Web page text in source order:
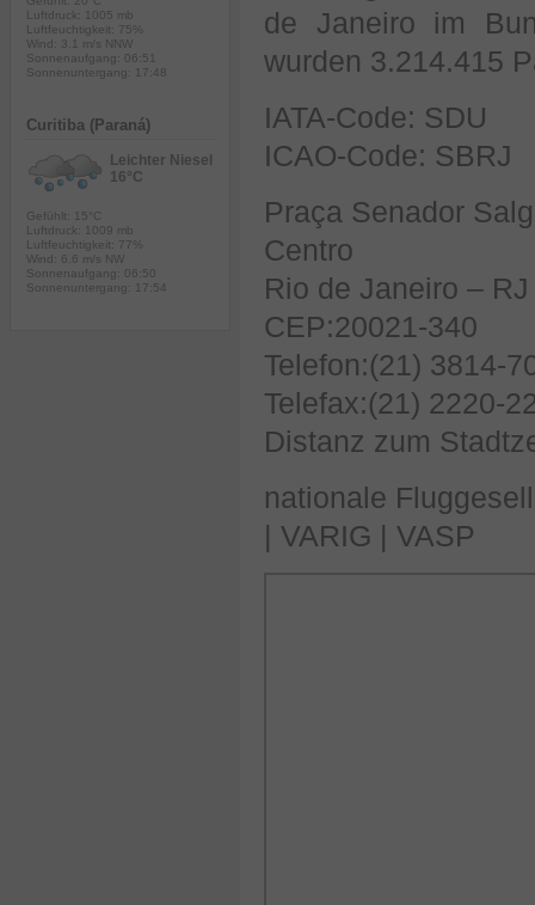
de Janeiro im
wurden 3.214.415
IATA-Code: SDU
ICAO-Code: SBRJ
Praça Senador
Centro
Rio de Janeiro – RJ
CEP:20021-340
Telefon:(21) 3814-
Telefax:(21) 2220-
Distanz zum
nationale
| VARIG | VASP
Luftdruck: 1005 mb
Luftfeuchtigkeit: 75%
Wind: 3.1 m/s NNW
Sonnenaufgang: 06:51
Sonnenuntergang: 17:48
Curitiba (Paraná)
Leichter Niesel
16°C
Gefühlt: 15°C
Luftdruck: 1009 mb
Luftfeuchtigkeit: 77%
Wind: 6.6 m/s NW
Sonnenaufgang: 06:50
Sonnenuntergang: 17:54